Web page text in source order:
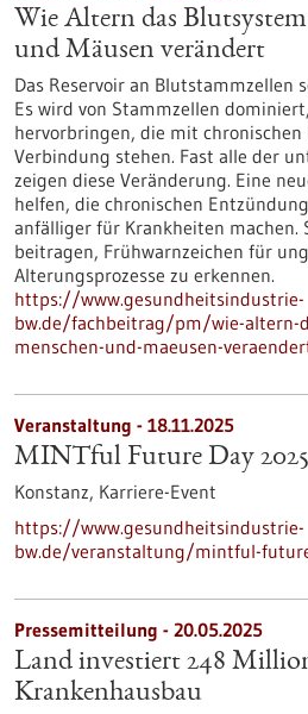
Wie Altern das
und Mäusen verändert
Das Reservoir an
Es wird von Stammzellen
hervorbringen, die mit
Verbindung stehen. Fast alle der
zeigen diese Veränderung. Eine
helfen, die chronischen
anfälliger für Krankheiten machen.
beitragen, Frühwarnzeichen für
Alterungsprozesse zu erkennen.
https://www.gesundheitsindustrie-
bw.de/fachbeitrag/pm/wie-altern-
menschen-und-maeusen-
Veranstaltung - 18.11.2025
MINTful Future Day 2025
Konstanz, Karriere-Event
https://www.gesundheitsindustrie-
bw.de/veranstaltung/mintful-
Pressemitteilung - 20.05.2025
Land investiert 248
Krankenhausbau